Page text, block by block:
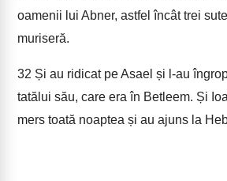
oamenii lui Abner, astfel încât trei
muriseră.
32 Și au ridicat pe Asael și l-au
tatălui său, care era în Betleem. Și
mers toată noaptea și au ajuns la